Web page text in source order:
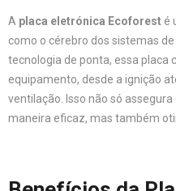
A placa eletrónica Ecoforest é
como o cérebro dos sistemas
tecnologia de ponta, essa placa
equipamento, desde a ignição
ventilação. Isso não só
maneira eficaz, mas também